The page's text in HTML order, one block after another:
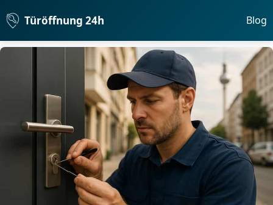
Türöffnung 24h Blog